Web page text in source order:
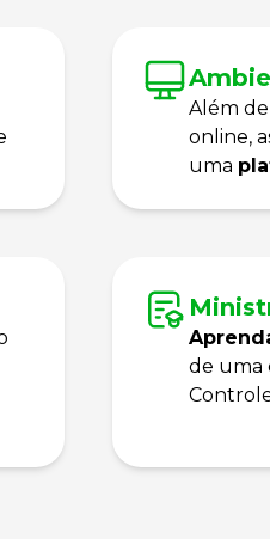
Além
online,
uma
de uma